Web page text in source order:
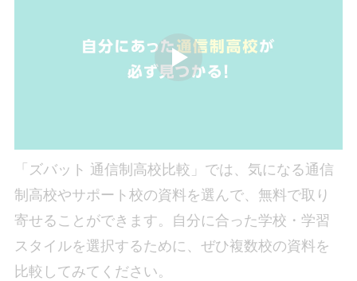
「ズバット 通信制高校比較」では、気になる通信
制高校やサポート校の資料を選んで、無料で取り
寄せることができます。自分に合った学校・学習
スタイルを選択するために、ぜひ複数校の資料を
比較してみてください。